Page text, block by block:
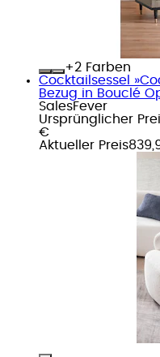
+
Farben
Cocktailsessel
Bezug in Bouclé
SalesFever
Ursprünglicher
€
Aktueller Preis